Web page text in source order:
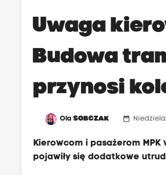
Uwaga
Budowa
przynosi
OlaSOBCZAK date_range
Kierowcom i pasażerom
pojawiły się dodatkowe